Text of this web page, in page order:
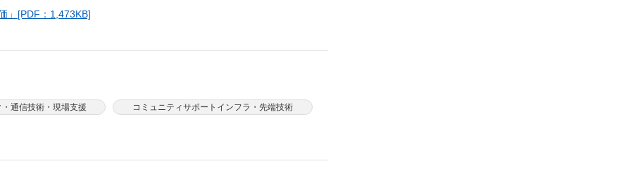
」[PDF：1,473KB]
通信技術・現場支援 コミュニティサポートインフラ・先端技術